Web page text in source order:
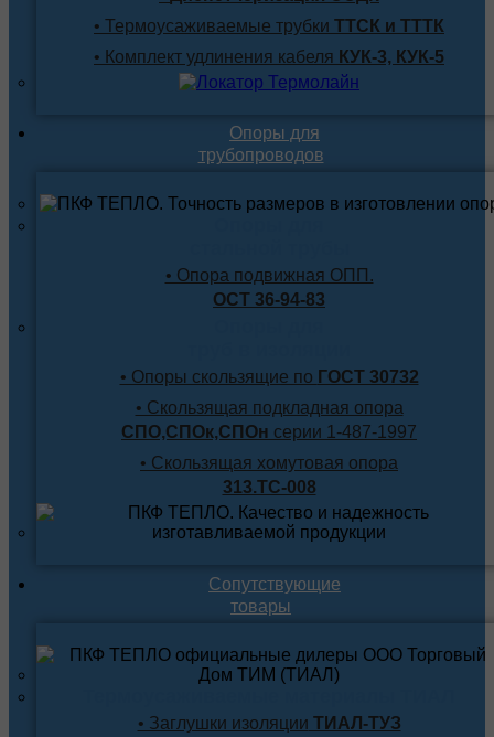
• Термоусаживаемые трубки ТТСК и ТТТК
• Комплект удлинения кабеля КУК-3, КУК-5
Опоры для
трубопроводов
• Опора подвижная ОПП.
ОСТ 36-94-83
• Опоры скользящие по ГОСТ 30732
• Скользящая подкладная опора
СПО,СПОк,СПОн серии 1-487-1997
• Скользящая хомутовая опора
313.ТС-008
Сопутствующие
товары
• Заглушки изоляции ТИАЛ-ТУЗ